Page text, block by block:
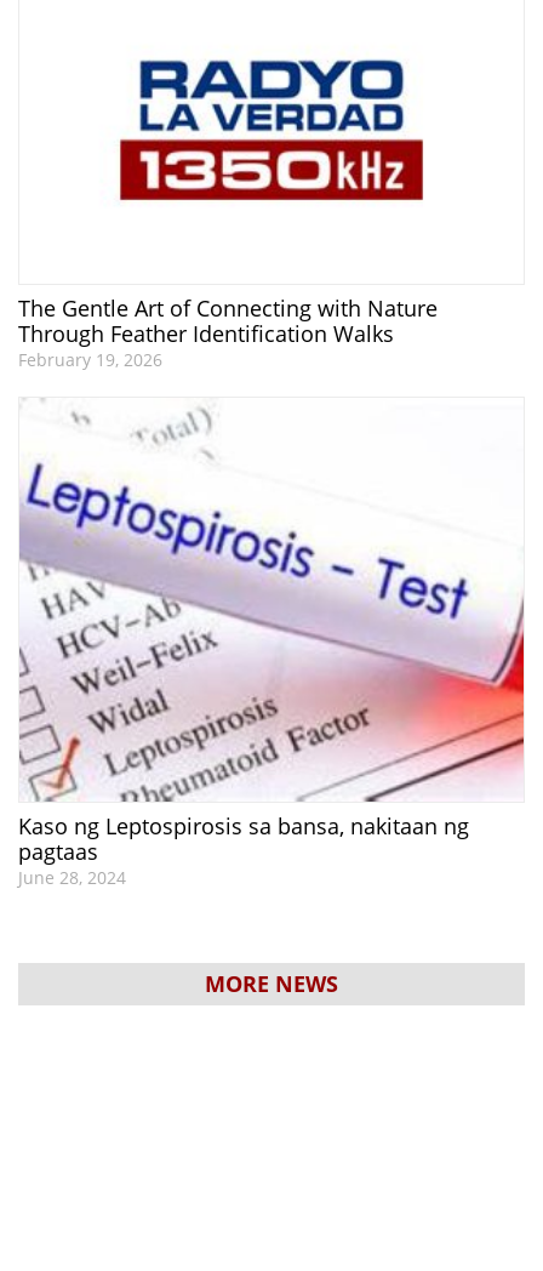
The Gentle Art of Connecting with Nature
Through Feather Identification Walks
February 19, 2026
Kaso ng Leptospirosis sa bansa, nakitaan ng
pagtaas
June 28, 2024
MORE NEWS